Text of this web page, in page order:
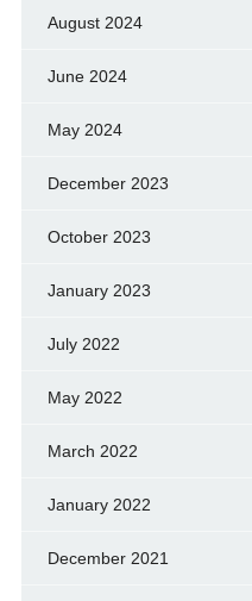
August 2024
June 2024
May 2024
December 2023
October 2023
January 2023
July 2022
May 2022
March 2022
January 2022
December 2021